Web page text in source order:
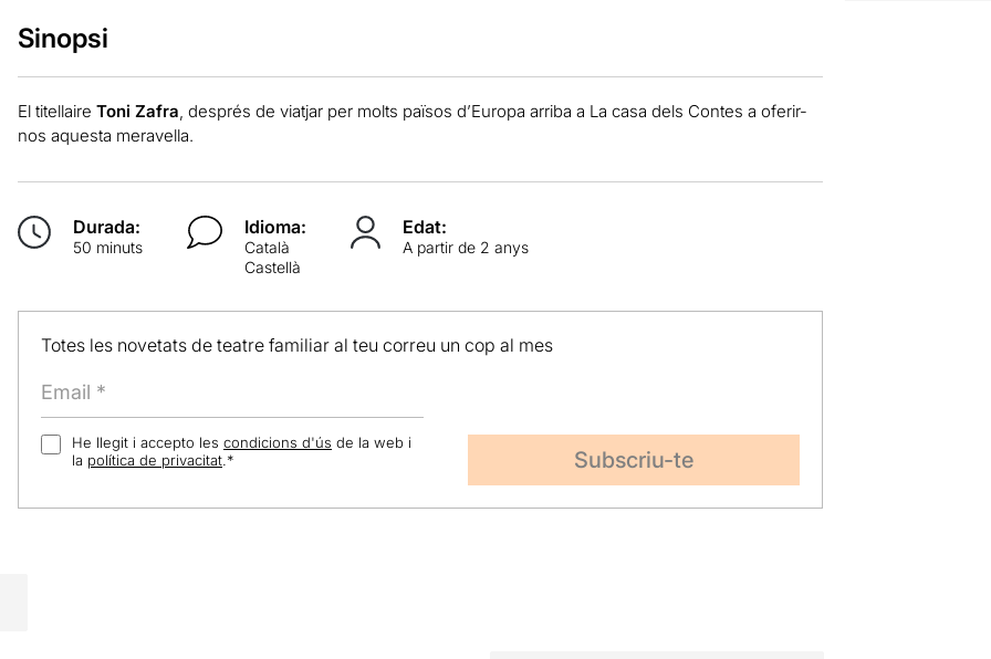
Sinopsi
El titellaire Toni Zafra , després de viatjar per molts països d’Europa arriba a La casa dels Contes a oferir-
nos aquesta meravella.
Durada:
50 minuts
Idioma:
Català
Castellà
Edat:
A partir de 2 anys
Totes les novetats de teatre familiar al teu correu un cop al mes
He llegit i accepto les condicions d'ús de la web i
la política de privacitat.*